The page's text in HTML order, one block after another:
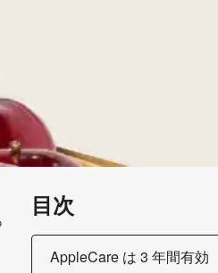
目次
AppleCare は 3 年間有効